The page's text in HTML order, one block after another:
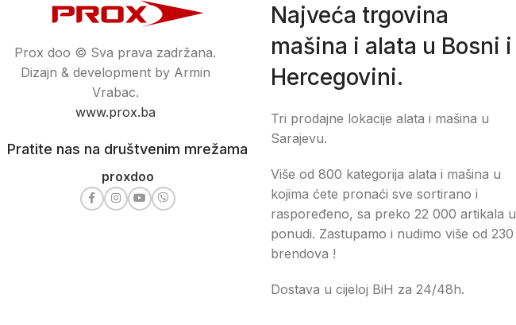
Prox doo © Sva prava zadržana.
Dizajn & development by Armin
Vrabac.
www.prox.ba
Pratite nas na društvenim mrežama
proxdoo
Najveća trgovina
mašina i alata u Bosni i
Hercegovini.
Tri prodajne lokacije alata i mašina u
Sarajevu.
Više od 800 kategorija alata i mašina u
kojima ćete pronaći sve sortirano i
raspoređeno, sa preko 22 000 artikala u
ponudi. Zastupamo i nudimo više od 230
brendova !
Dostava u cijeloj BiH za 24/48h.